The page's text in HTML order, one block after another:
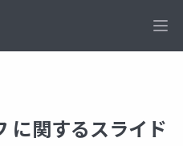
に関するスライド